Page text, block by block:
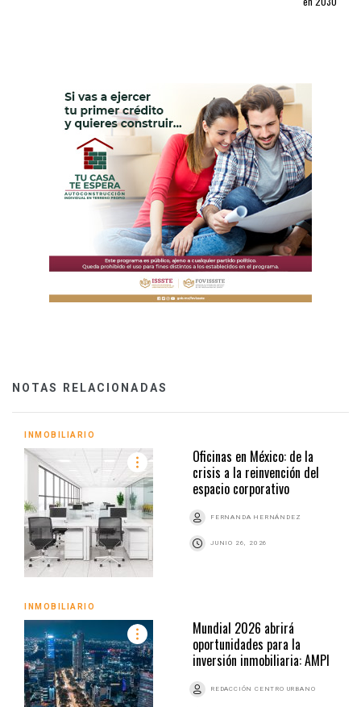
NOTAS RELACIONADAS
INMOBILIARIO
Oficinas en México: de la
crisis a la reinvención del
espacio corporativo
FERNANDA HERNÁNDEZ
JUNIO 26, 2026
INMOBILIARIO
Mundial 2026 abrirá
oportunidades para la
inversión inmobiliaria: AMPI
REDACCIÓN CENTRO URBANO